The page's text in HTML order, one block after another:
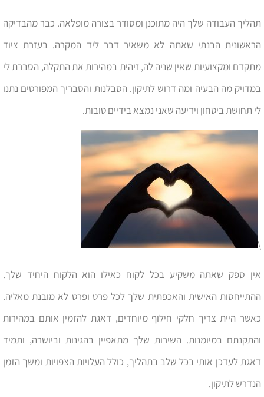
תהליך העבודה שלך היה מתוכנן ומסודר בצורה מופלאה. כבר מהבדיקה
הראשונית הבנתי שאתה לא משאיר דבר ליד המקרה. בעזרת ציוד
מתקדם ומקצועיות שאין שניה לה, זיהית במהירות את התקלה, הסברת לי
במדויק מה הבעיה ומה דרוש לתיקון. הסבלנות והסבריך המפורטים נתנו
לי תחושת ביטחון וידיעה שאני נמצא בידיים טובות.
\
אין ספק שאתה משקיע בכל לקוח כאילו הוא הלקוח היחיד שלך.
ההתייחסות האישית והאכפתית שלך לכל פרט ופרט לא מובנת מאליה.
כאשר היית צריך חלקי חילוף מיוחדים, דאגת להזמין אותם במהירות
והתקנתם במיומנות. השירות שלך מתאפיין בהגינות וביושרה, ותמיד
דאגת לעדכן אותי בכל שלב בתהליך, כולל העלויות הצפויות ומשך הזמן
הנדרש לתיקון.